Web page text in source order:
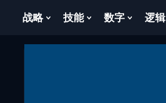
战略 Show
For
技能 Show
For
数字 Show
For
逻辑